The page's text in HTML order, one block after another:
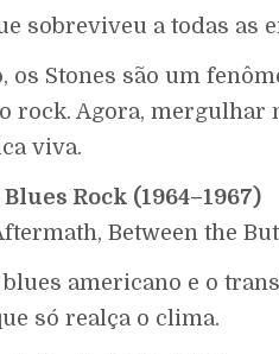
sobreviveu a todas as
os Stones são um
rock. Agora, mergulhar
viva.
Rock (1964–1967)
Between the
blues americano e o
só realça o clima.